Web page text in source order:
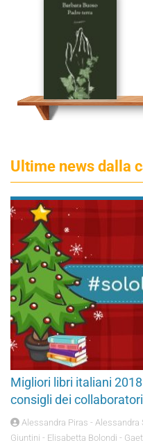
Ultime news dalla
Migliori libri italiani
consigli dei
Alessandra Piras - Alessandra
Giuntini - Elisabetta Bolondi -